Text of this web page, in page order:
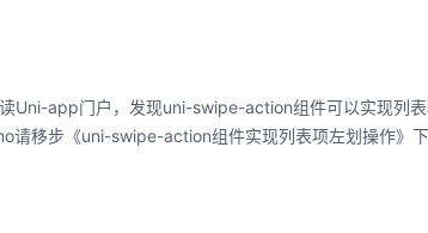
Uni-app门户，发现uni-swipe-action组件可以实现列
移步《uni-swipe-action组件实现列表项左划操作》下